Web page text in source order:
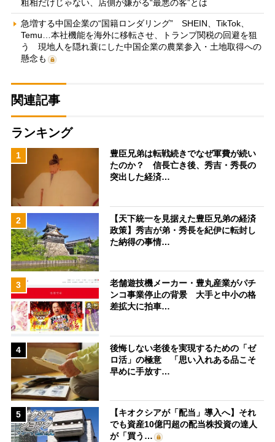
粗相だけじゃない、店側が嫌がる“最悪の客”とは
急増する中国企業の“国籍ロンダリング” SHEIN、TikTok、
Temu…本社機能を海外に移転させ、トランプ関税の回避を狙
う 現地人を隠れ蓑にした中国企業の農業参入・土地取得への
懸念も
関連記事
ランキング
1
豊臣兄弟は転戦続きでなぜ軍費が続い
たのか？ 信長亡き後、秀吉・秀長の
突出した経済…
2
【天下統一を見据えた豊臣兄弟の経済
政策】秀吉が弟・秀長を紀伊に転封し
た納得の事情…
3
老舗遊技機メーカー・豊丸産業がパチ
ンコ事業停止の背景 大手と中小の格
差拡大に拍車…
4
後悔しない老後を実現するための「ゼ
ロ活」の極意 「思い入れある品こそ
早めに手放す…
5
【キオクシアが「配当」導入へ】それ
でも資産10億円超の配当株投資の達人
が「買う…